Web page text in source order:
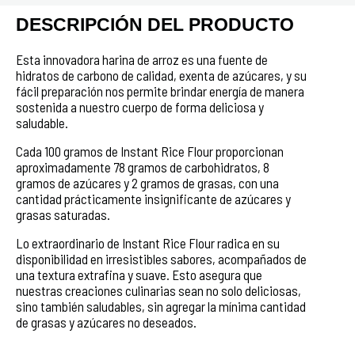
DESCRIPCIÓN DEL PRODUCTO
Esta innovadora harina de arroz es una fuente de
hidratos de carbono de calidad, exenta de azúcares, y su
fácil preparación nos permite brindar energía de manera
sostenida a nuestro cuerpo de forma deliciosa y
saludable.
Cada 100 gramos de Instant Rice Flour proporcionan
aproximadamente 78 gramos de carbohidratos, 8
gramos de azúcares y 2 gramos de grasas, con una
cantidad prácticamente insignificante de azúcares y
grasas saturadas.
Lo extraordinario de Instant Rice Flour radica en su
disponibilidad en irresistibles sabores, acompañados de
una textura extrafina y suave. Esto asegura que
nuestras creaciones culinarias sean no solo deliciosas,
sino también saludables, sin agregar la mínima cantidad
de grasas y azúcares no deseados.